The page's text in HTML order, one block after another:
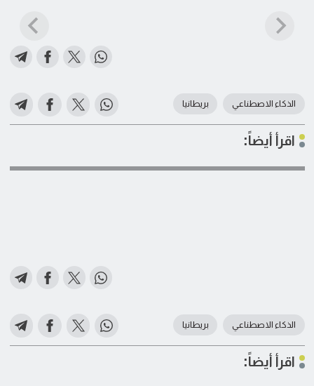
الذكاء الاصطناعي بريطانيا
اقرأ أيضاً:
الذكاء الاصطناعي بريطانيا
اقرأ أيضاً: